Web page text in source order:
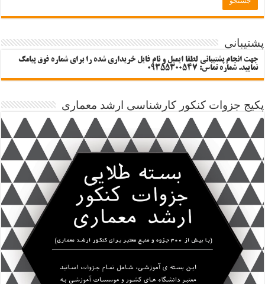
پشتیبانی
جهت انجام پشتیبانی لطفا ایمیل و نام فایل خریداری شده را برای شماره فوق پیامک
نمایید. شماره تماس: 09355300547
پکیج جزوات کنکور کارشناسی ارشد معماری